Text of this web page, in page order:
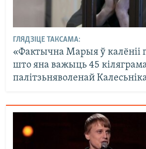
ГЛЯДЗІЦЕ ТАКСАМА:
«Фактычна Марыя ў калёніі
што яна важыць 45
палітзьняволенай